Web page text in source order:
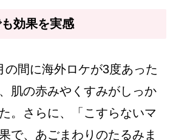
効果を実感
の間に海外ロケが3度あった
肌の赤みやくすみがしっか
。さらに、「こすらないマ
で、あごまわりのたるみま